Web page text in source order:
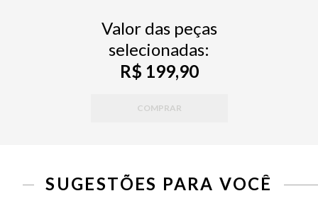
Valor das peças
selecionadas:
R$ 199,90
COMPRAR
SUGESTÕES PARA VOCÊ